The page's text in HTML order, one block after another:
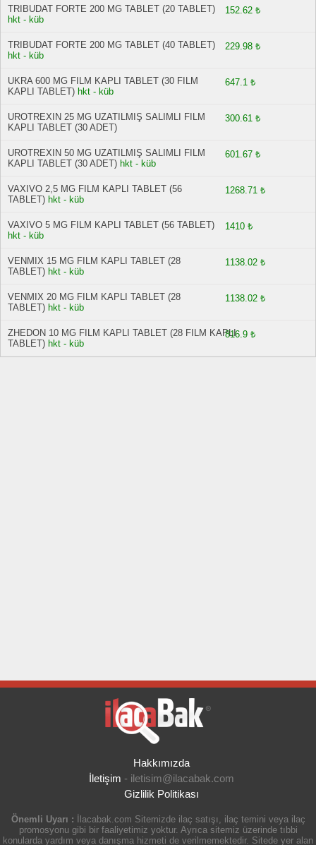
TRIBUDAT FORTE 200 MG TABLET (20 TABLET)
hkt - küb
152.62 ₺
TRIBUDAT FORTE 200 MG TABLET (40 TABLET)
hkt - küb
229.98 ₺
UKRA 600 MG FILM KAPLI TABLET (30 FILM
KAPLI TABLET) hkt - küb
647.1 ₺
UROTREXIN 25 MG UZATILMIŞ SALIMLI FILM
KAPLI TABLET (30 ADET)
300.61 ₺
UROTREXIN 50 MG UZATILMIŞ SALIMLI FILM
KAPLI TABLET (30 ADET) hkt - küb
601.67 ₺
VAXIVO 2,5 MG FILM KAPLI TABLET (56
TABLET) hkt - küb
1268.71 ₺
VAXIVO 5 MG FILM KAPLI TABLET (56 TABLET)
hkt - küb
1410 ₺
VENMIX 15 MG FILM KAPLI TABLET (28
TABLET) hkt - küb
1138.02 ₺
VENMIX 20 MG FILM KAPLI TABLET (28
TABLET) hkt - küb
1138.02 ₺
ZHEDON 10 MG FILM KAPLI TABLET (28 FILM KAPLI
TABLET) hkt - küb
816.9 ₺
Hakkımızda
İletişim - iletisim@ilacabak.com
Gizlilik Politikası
Önemli Uyarı : İlacabak.com Sitemizde ilaç satışı, ilaç temini veya ilaç
promosyonu gibi bir faaliyetimiz yoktur. Ayrıca sitemiz üzerinde tıbbi
konularda yardım veya danışma hizmeti de verilmemektedir. Sitede yer alan